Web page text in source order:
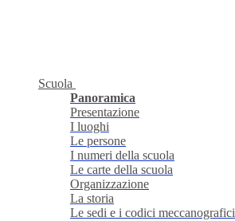
Scuola
Panoramica
Presentazione
I luoghi
Le persone
I numeri della scuola
Le carte della scuola
Organizzazione
La storia
Le sedi e i codici meccanografici